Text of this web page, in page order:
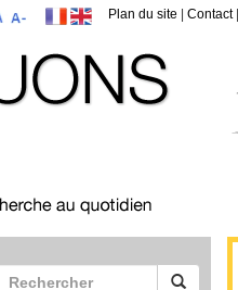
Plan du site Contact